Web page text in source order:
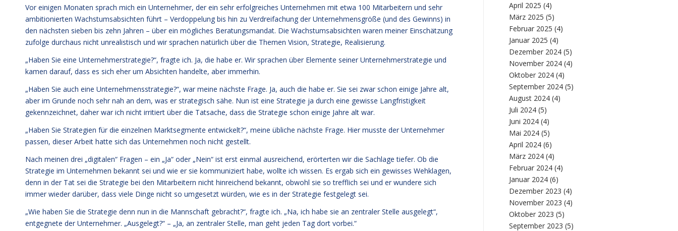
Vor einigen Monaten sprach mich ein Unternehmer, der ein sehr erfolgreiches Unternehmen mit etwa 100 Mitarbeitern und sehr
ambitionierten Wachstumsabsichten führt – Verdoppelung bis hin zu Verdreifachung der Unternehmensgröße (und des Gewinns) in
den nächsten sieben bis zehn Jahren – über ein mögliches Beratungsmandat. Die Wachstumsabsichten waren meiner Einschätzung
zufolge durchaus nicht unrealistisch und wir sprachen natürlich über die Themen Vision, Strategie, Realisierung.
„Haben Sie eine Unternehmerstrategie?“, fragte ich. Ja, die habe er. Wir sprachen über Elemente seiner Unternehmerstrategie und
kamen darauf, dass es sich eher um Absichten handelte, aber immerhin.
„Haben Sie auch eine Unternehmensstrategie?“, war meine nächste Frage. Ja, auch die habe er. Sie sei zwar schon einige Jahre alt,
aber im Grunde noch sehr nah an dem, was er strategisch sähe. Nun ist eine Strategie ja durch eine gewisse Langfristigkeit
gekennzeichnet, daher war ich nicht irritiert über die Tatsache, dass die Strategie schon einige Jahre alt war.
„Haben Sie Strategien für die einzelnen Marktsegmente entwickelt?“, meine übliche nächste Frage. Hier musste der Unternehmer
passen, dieser Arbeit hatte sich das Unternehmen noch nicht gestellt.
Nach meinen drei „digitalen“ Fragen – ein „Ja“ oder „Nein“ ist erst einmal ausreichend, erörterten wir die Sachlage tiefer. Ob die
Strategie im Unternehmen bekannt sei und wie er sie kommuniziert habe, wollte ich wissen. Es ergab sich ein gewisses Wehklagen,
denn in der Tat sei die Strategie bei den Mitarbeitern nicht hinreichend bekannt, obwohl sie so trefflich sei und er wundere sich
immer wieder darüber, dass viele Dinge nicht so umgesetzt würden, wie es in der Strategie festgelegt sei.
„Wie haben Sie die Strategie denn nun in die Mannschaft gebracht?“, fragte ich. „Na, ich habe sie an zentraler Stelle ausgelegt“,
entgegnete der Unternehmer. „Ausgelegt?“ – „Ja, an zentraler Stelle, man geht jeden Tag dort vorbei.“
April 2025 (4)
März 2025 (5)
Februar 2025 (4)
Januar 2025 (4)
Dezember 2024 (5)
November 2024 (4)
Oktober 2024 (4)
September 2024 (5)
August 2024 (4)
Juli 2024 (5)
Juni 2024 (4)
Mai 2024 (5)
April 2024 (6)
März 2024 (4)
Februar 2024 (4)
Januar 2024 (6)
Dezember 2023 (4)
November 2023 (4)
Oktober 2023 (5)
September 2023 (5)